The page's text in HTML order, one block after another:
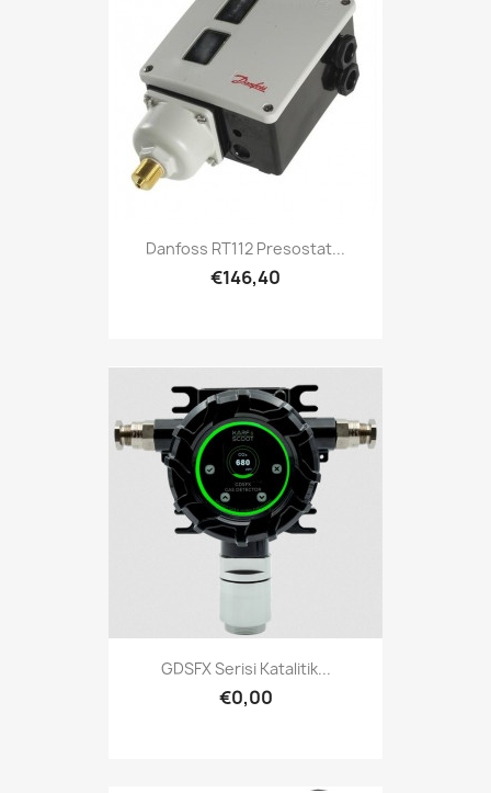
Danfoss RT112 Presostat...
€146,40
GDSFX Serisi Katalitik...
€0,00